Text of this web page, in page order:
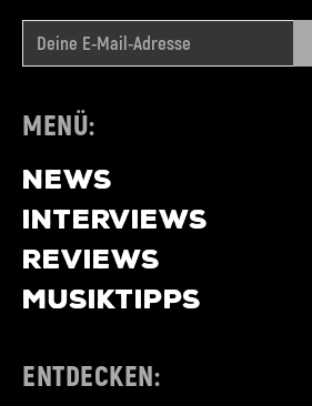
MENÜ:
NEWS
INTERVIEWS
REVIEWS
MUSIKTIPPS
ENTDECKEN: